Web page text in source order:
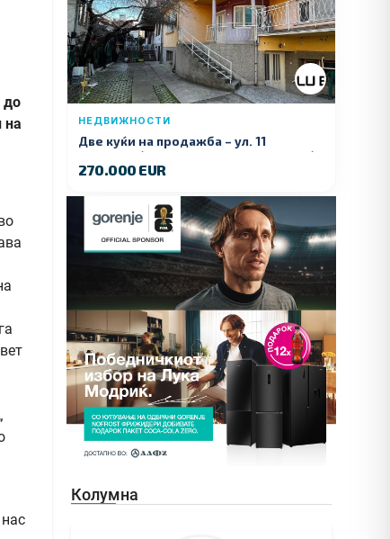
до
на
НЕДВИЖНОСТИ
Две куќи на продажба – ул. 11
Ноември (Наспроти Селман Туризам)
270.000 EUR
Колумна